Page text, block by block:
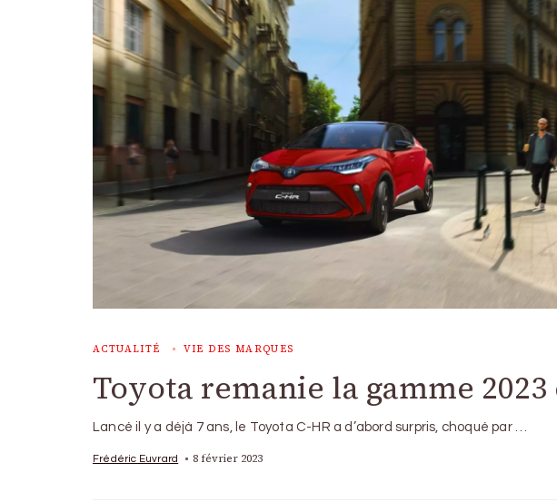
ACTUALITÉ VIE DES MARQUES
Toyota remanie la gamme 2023
Lancé il y a déjà 7 ans, le Toyota C-HR a d’abord surpris, choqué par …
Frédéric Euvrard 8 février 2023